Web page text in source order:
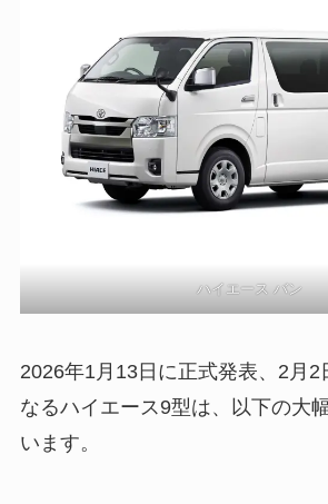
ハイエース バン
2026年1月13日に正式発表、2月2
なるハイエース9型は、以下の大
います。